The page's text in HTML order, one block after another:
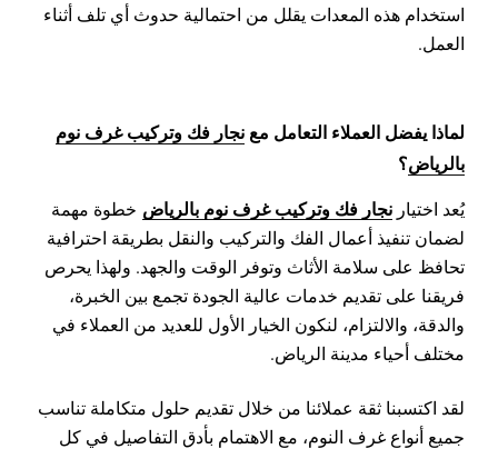
استخدام هذه المعدات يقلل من احتمالية حدوث أي تلف أثناء
العمل.
لماذا يفضل العملاء التعامل مع نجار فك وتركيب غرف نوم
بالرياض؟
يُعد اختيار نجار فك وتركيب غرف نوم بالرياض خطوة مهمة
لضمان تنفيذ أعمال الفك والتركيب والنقل بطريقة احترافية
تحافظ على سلامة الأثاث وتوفر الوقت والجهد. ولهذا يحرص
فريقنا على تقديم خدمات عالية الجودة تجمع بين الخبرة،
والدقة، والالتزام، لنكون الخيار الأول للعديد من العملاء في
مختلف أحياء مدينة الرياض.
لقد اكتسبنا ثقة عملائنا من خلال تقديم حلول متكاملة تناسب
جميع أنواع غرف النوم، مع الاهتمام بأدق التفاصيل في كل